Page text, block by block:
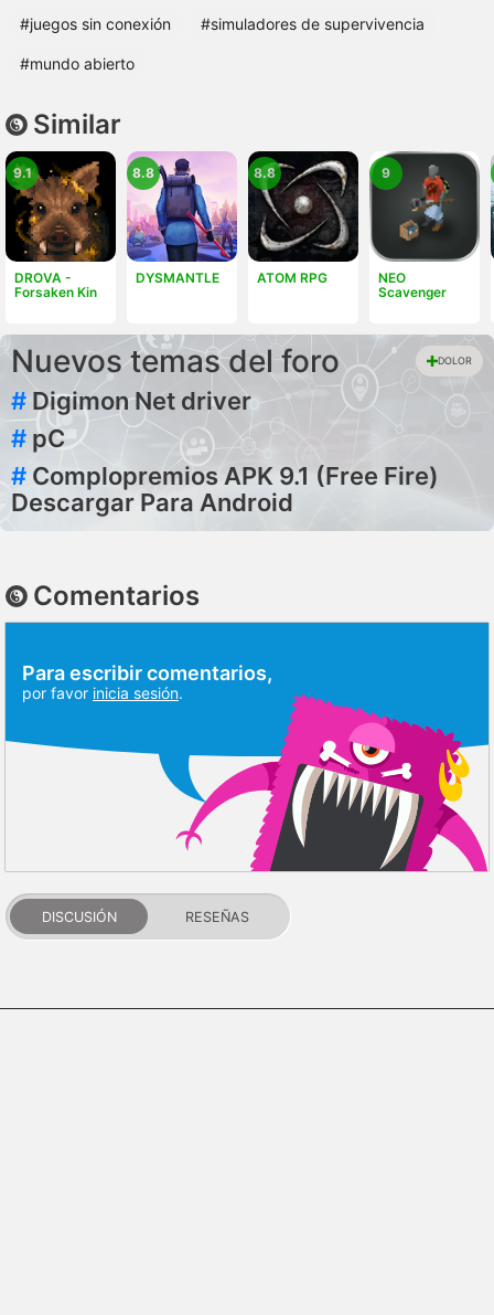
#juegos sin conexión #simuladores de supervivencia
#mundo abierto
Similar
DROVA -
Forsaken Kin
9.1
DYSMANTLE
8.8
ATOM RPG
8.8
NEO
Scavenger
9
Nuevos temas del foro DOLOR
# Digimon Net driver
# pC
# Complopremios APK 9.1 (Free Fire)
Descargar Para Android
Comentarios
Para escribir comentarios,
por favor inicia sesión.
DISCUSIÓN RESEÑAS